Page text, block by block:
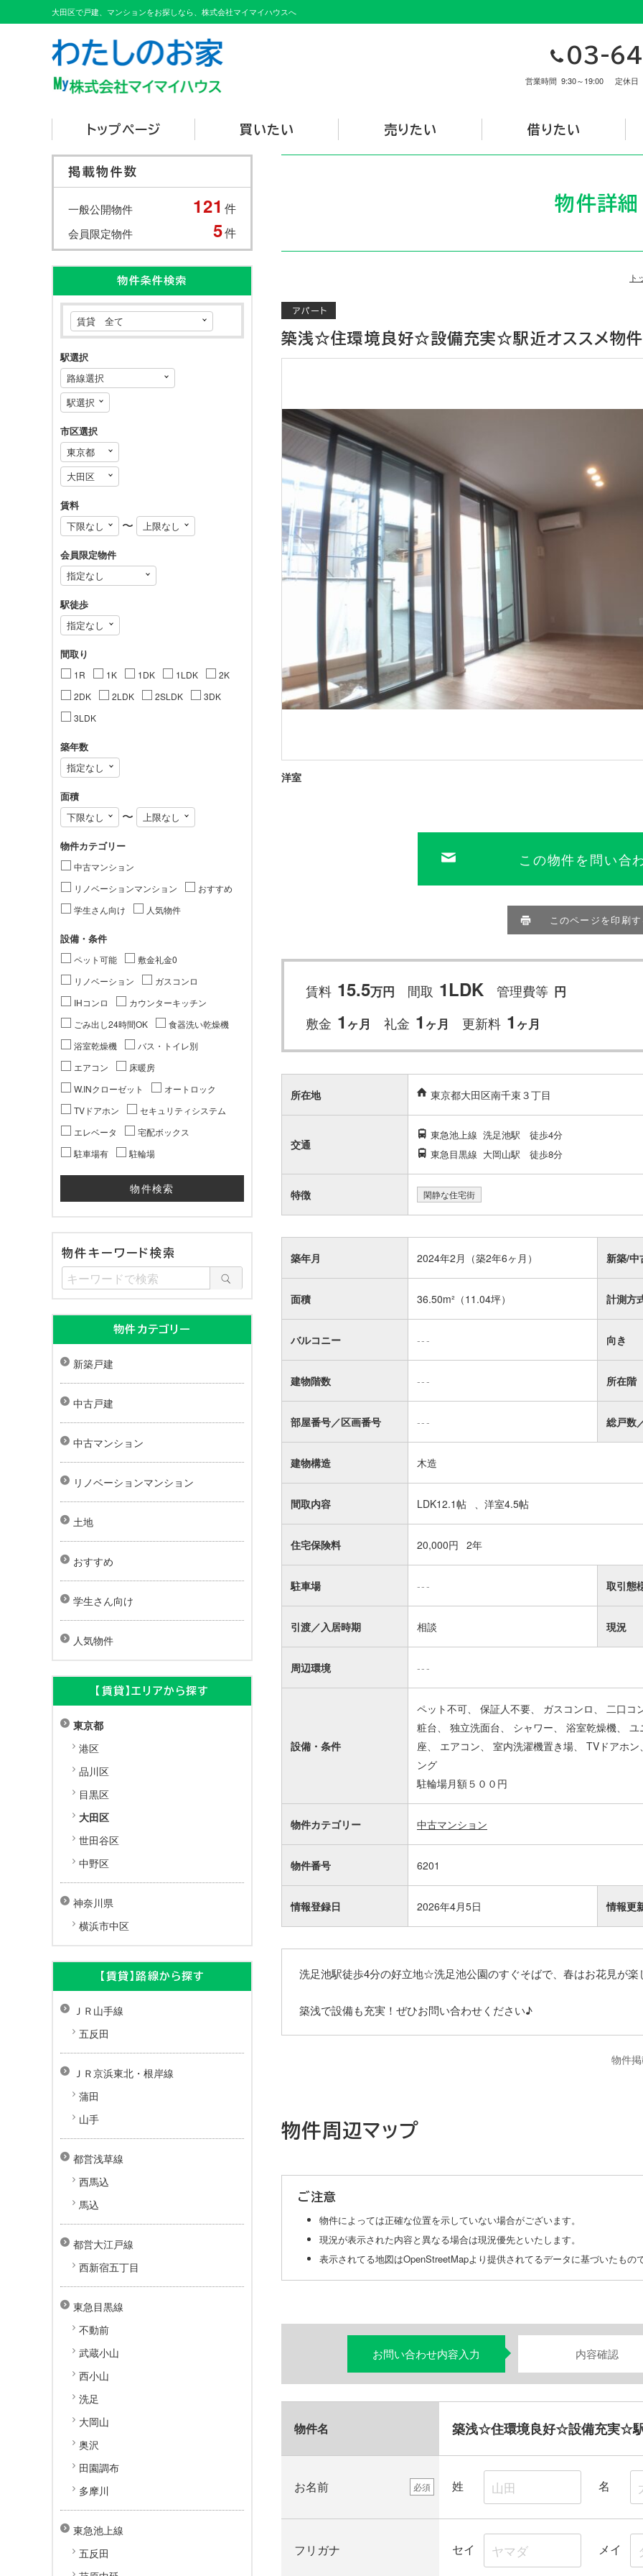
大田区で戸建、マンションをお探しなら、株式会社マイマイハウスへ
03-
営業時間 9:30～19:00 定休日
トップページ 買いたい 売りたい 借りたい
物件詳細
ト
アパート
築浅☆住環境良好☆設備充実☆駅近オススメ物件
洋室
この物件を問い合
このページを印刷
賃料 15.5万円 間取 1LDK 管理費等 円
敷金 1 ヶ月 礼金 1 ヶ月 更新料 1 ヶ月
所在地 東京都大田区南千束３丁目
交通
東急池上線 洗足池駅
徒歩4分
東急目黒線 大岡山駅 徒歩8分
特徴 閑静な住宅街
築年月 2024年2月（築2年6ヶ月） 新築/中
面積 36.50m² （11.04坪） 計測方
バルコニー --- 向き
建物階数 --- 所在階
部屋番号／区画番号 --- 総戸数
建物構造 木造
間取内容 LDK12.1帖 洋室4.5帖
住宅保険料 20,000円 2年
駐車場 --- 取引態
引渡／入居時期 相談 現況
周辺環境 ---
設備・条件
ペット不可 保証人不要 ガスコンロ
二口コ
粧台
独立洗面台 シャワー 浴室乾燥機
ユ
座
エアコン 室内洗濯機置き場
TVドアホン
ング
駐輪場月額５００円
物件カテゴリー 中古マンション
物件番号 6201
情報登録日 2026年4月5日 情報更
洗足池駅徒歩4分の好立地☆洗足池公園のすぐそばで、春はお花見が楽
築浅で設備も充実！ぜひお問い合わせください♪
物件
物件周辺マップ
domain
−
ご注意
物件によっては正確な位置を示していない場合がございます。
現況が表示された内容と異なる場合は現況優先といたします。
表示されてる地図はOpenStreetMapより提供されてるデータに基づいたも
お問い合わせ内容入力 内容確認
物件名 築浅☆住環境良好☆設備充実☆
お名前 必須 姓 名
フリガナ セイ メイ
掲載物件数
一般公開物件 121 件
会員限定物件 5件
物件条件検索
駅選択
市区選択
賃料
〜
会員限定物件
駅徒歩
間取り
1R 1K 1DK 1LDK
2K
2DK
2LDK 2SLDK
3DK
3LDK
築年数
面積
〜
物件カテゴリー
中古マンション
リノベーションマンション
おすすめ
学生さん向け
人気物件
設備・条件
ペット可能
敷金礼金0
リノベーション
ガスコンロ
IHコンロ
カウンターキッチン
ごみ出し24時間OK
食器洗い乾燥機
浴室乾燥機
バス・トイレ別
エアコン
床暖房
W.INクローゼット
オートロック
TVドアホン
セキュリティシステム
エレベータ
宅配ボックス
駐車場有
駐輪場
物件キーワード検索
物件カテゴリー
新築戸建
中古戸建
中古マンション
リノベーションマンション
土地
おすすめ
学生さん向け
人気物件
【賃貸】エリアから探す
東京都
港区
品川区
目黒区
大田区
世田谷区
中野区
神奈川県
横浜市中区
【賃貸】路線から探す
ＪＲ山手線
五反田
ＪＲ京浜東北・根岸線
蒲田
山手
都営浅草線
西馬込
馬込
都営大江戸線
西新宿五丁目
東急目黒線
不動前
武蔵小山
西小山
洗足
大岡山
奥沢
田園調布
多摩川
東急池上線
五反田